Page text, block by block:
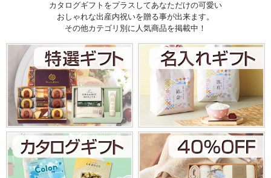
カタログギフトをプラスしてあなただけの可愛い
おしゃれな出産内祝いを贈る事が出来ます。
その他カテゴリ別に人気商品を掲載中！